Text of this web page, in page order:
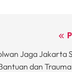
Jaga Jakarta
dan